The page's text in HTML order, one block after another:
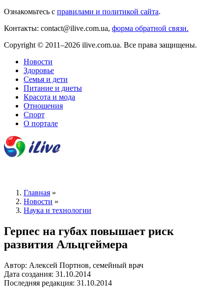
Ознакомьтесь с правилами и политикой сайта.
Контакты: contact@ilive.com.ua, форма обратной связи.
Copyright © 2011–2026 ilive.com.ua. Все права защищены.
Новости
Здоровье
Семья и дети
Питание и диеты
Красота и мода
Отношения
Спорт
О портале
Главная »
Новости »
Наука и технологии
Герпес на губах повышает риск
развития Альцгеймера
Автор: Алексей Портнов, семейный врач
Дата создания: 31.10.2014
Последняя редакция: 31.10.2014